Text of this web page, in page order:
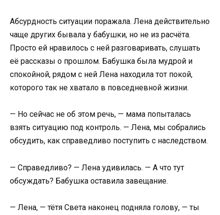
Абсурдность ситуации поражала. Лена действительно
чаще других бывала у бабушки, но не из расчёта.
Просто ей нравилось с ней разговаривать, слушать
её рассказы о прошлом. Бабушка была мудрой и
спокойной, рядом с ней Лена находила тот покой,
которого так не хватало в повседневной жизни.
— Но сейчас не об этом речь, — мама попыталась
взять ситуацию под контроль. — Лена, мы собрались
обсудить, как справедливо поступить с наследством.
— Справедливо? — Лена удивилась. — А что тут
обсуждать? Бабушка оставила завещание.
— Лена, — тётя Света наконец подняла голову, — ты